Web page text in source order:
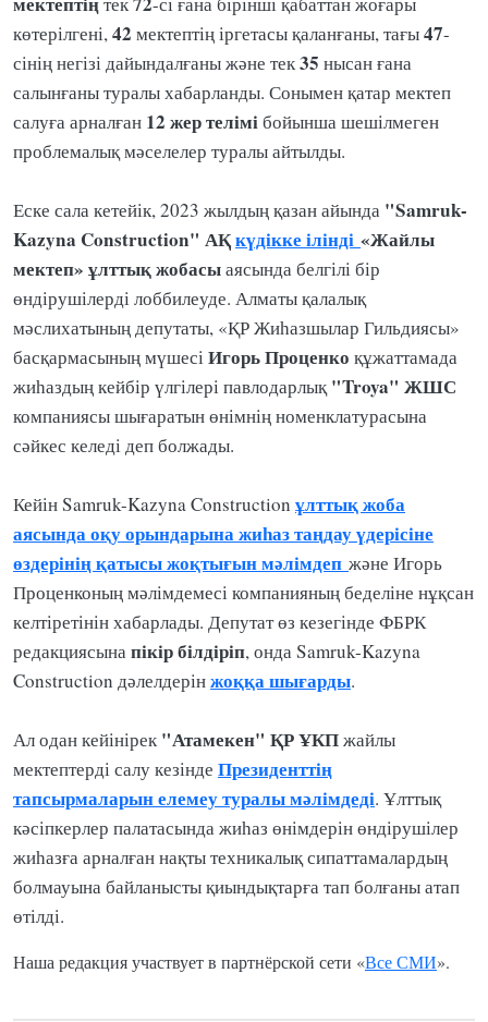
көтерілгені,42 мектептің іргетасы қаланғаны, тағы47-
сінің негізі дайындалғаны және тек35 нысан ғана
салынғаны туралы хабарланды. Сонымен қатар мектеп
салуға арналған 12 жер телімібойынша шешілмеген
проблемалық мәселелер туралы айтылды.
Еске сала кетейік, 2023 жылдың қазан айында "Samruk-
Kazyna Construction" АҚкүдікке ілінді «Жайлы
мектеп» ұлттық жобасыаясында белгілі бір
өндірушілерді лоббилеуде. Алматы қалалық
мәслихатының депутаты, «ҚР Жиһазшылар Гильдиясы»
басқармасының мүшесіИгорь Проценко құжаттамада
жиһаздың кейбір үлгілері павлодарлық"Troya" ЖШС
компаниясы шығаратын өнімнің номенклатурасына
сәйкес келеді деп болжады.
Кейін Samruk-Kazyna Construction ұлттық жоба
аясында оқу орындарына жиһаз таңдау үдерісіне
өздерінің қатысы жоқтығын мәлімдеп және Игорь
Проценконың мәлімдемесі компанияның беделіне нұқсан
келтіретінін хабарлады. Депутат өз кезегінде ФБРК
редакциясынапікір білдіріп, онда Samruk-Kazyna
Construction дәлелдерінжоққа шығарды.
Ал одан кейінірек "Атамекен" ҚР ҰКПжайлы
мектептерді салу кезінде Президенттің
тапсырмаларын елемеу туралы мәлімдеді. Ұлттық
кәсіпкерлер палатасында жиһаз өнімдерін өндірушілер
жиһазға арналған нақты техникалық сипаттамалардың
болмауына байланысты қиындықтарға тап болғаны атап
өтілді.
Наша редакция участвует в партнёрской сети «Все СМИ».